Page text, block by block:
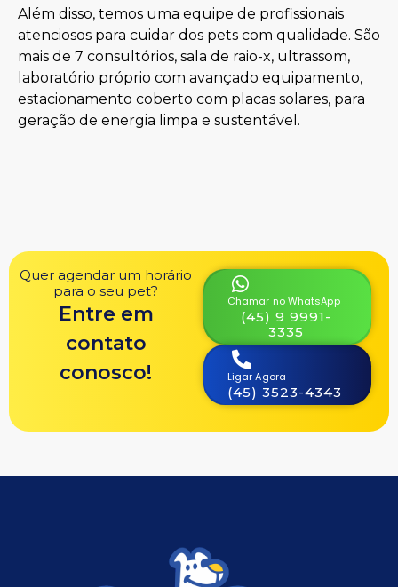
Além disso, temos uma equipe de profissionais
atenciosos para cuidar dos pets com qualidade. São
mais de 7 consultórios, sala de raio-x, ultrassom,
laboratório próprio com avançado equipamento,
estacionamento coberto com placas solares, para
geração de energia limpa e sustentável.
Quer agendar um horário
para o seu pet?
Entre em
contato
conosco!
Chamar no WhatsApp
(45) 9 9991-
3335
Ligar Agora
(45) 3523-4343